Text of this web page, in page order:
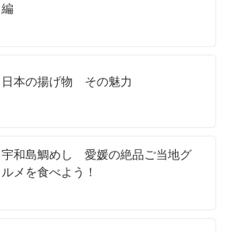
編
日本の揚げ物 その魅力
宇和島鯛めし 愛媛の絶品ご当地グ
ルメを食べよう！